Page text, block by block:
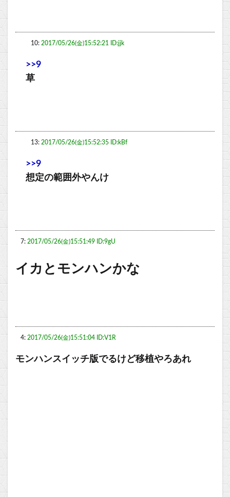
10: 2017/05/26(金)15:52:21 ID:jjk
>>9
草
13: 2017/05/26(金)15:52:35 ID:kBf
>>9
想定の範囲外やんけ
7: 2017/05/26(金)15:51:49 ID:9gU
イカとモンハンかな
4: 2017/05/26(金)15:51:04 ID:V1R
モンハンスイッチ版でるけど移植やろあれ